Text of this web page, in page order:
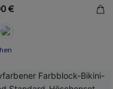
€